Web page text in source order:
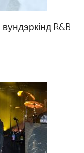
вундэркінд R&B